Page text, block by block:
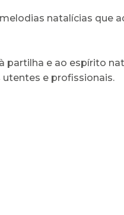
natalícias que
e ao espírito
e profissionais.